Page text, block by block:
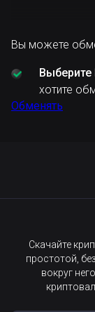
Вы можете
Выберите
хотите
Обменять
Скачайте
простотой,
вокруг